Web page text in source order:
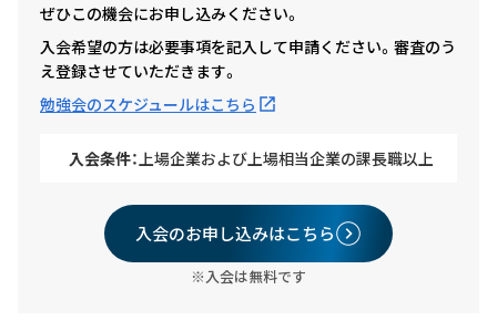
ぜひこの機会にお申し込みください。
入会希望の方は必要事項を記入して申請ください。審査のう
え登録させていただきます。
勉強会のスケジュールはこちら
入会条件： 上場企業および上場相当企業の課長職以上
入会のお申し込みはこちら
※入会は無料です